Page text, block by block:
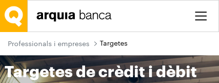
Salta al contingut principal
Professionals i empreses Targetes
Targetes de crèdit i dèbit